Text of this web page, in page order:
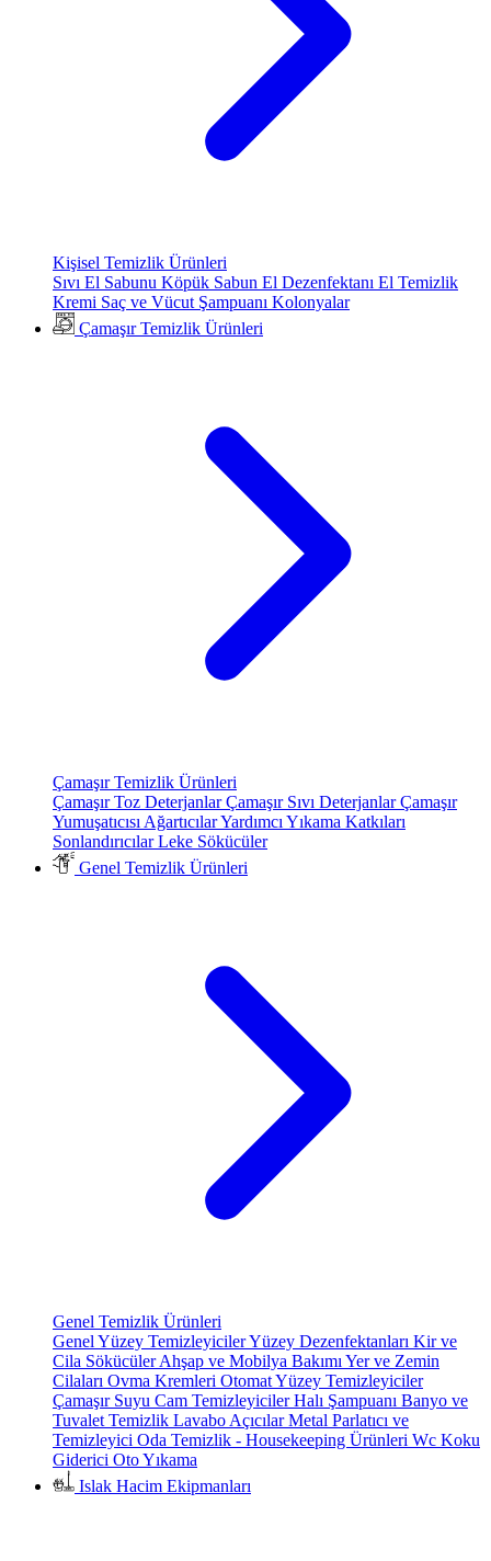
Kişisel Temizlik Ürünleri
Sıvı El Sabunu Köpük Sabun El Dezenfektanı El Temizlik
Kremi Saç ve Vücut Şampuanı Kolonyalar
Çamaşır Temizlik Ürünleri
Çamaşır Temizlik Ürünleri
Çamaşır Toz DeterjanlarÇamaşır Sıvı DeterjanlarÇamaşır
Yumuşatıcısı AğartıcılarYardımcı Yıkama Katkıları
SonlandırıcılarLeke Sökücüler
Genel Temizlik Ürünleri
Genel Temizlik Ürünleri
Genel Yüzey TemizleyicilerYüzey Dezenfektanları Kir ve
Cila SökücülerAhşap ve Mobilya Bakımı Yer ve Zemin
Cilaları Ovma Kremleri Otomat Yüzey Temizleyiciler
Çamaşır Suyu Cam TemizleyicilerHalı Şampuanı Banyo ve
Tuvalet Temizlik Lavabo AçıcılarMetal Parlatıcı ve
Temizleyici Oda Temizlik - Housekeeping Ürünleri Wc Koku
Giderici Oto Yıkama
Islak Hacim Ekipmanları